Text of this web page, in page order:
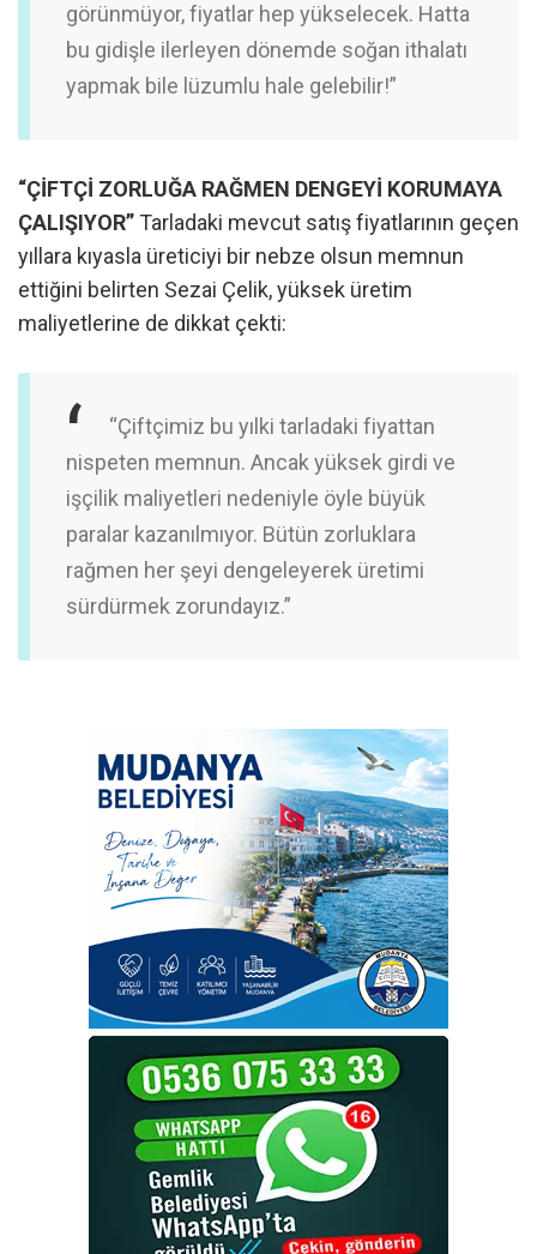
görünmüyor, fiyatlar hep yükselecek. Hatta
bu gidişle ilerleyen dönemde soğan ithalatı
yapmak bile lüzumlu hale gelebilir!”
“ÇİFTÇİ ZORLUĞA RAĞMEN DENGEYİ KORUMAYA
ÇALIŞIYOR” Tarladaki mevcut satış fiyatlarının geçen
yıllara kıyasla üreticiyi bir nebze olsun memnun
ettiğini belirten Sezai Çelik, yüksek üretim
maliyetlerine de dikkat çekti:
“Çiftçimiz bu yılki tarladaki fiyattan
nispeten memnun. Ancak yüksek girdi ve
işçilik maliyetleri nedeniyle öyle büyük
paralar kazanılmıyor. Bütün zorluklara
rağmen her şeyi dengeleyerek üretimi
sürdürmek zorundayız.”